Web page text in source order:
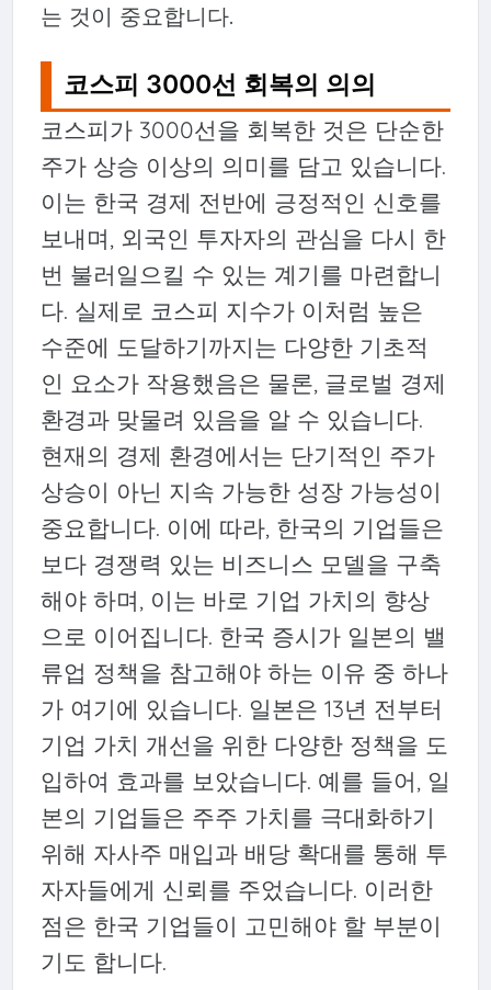
는 것이 중요합니다.
코스피 3000선 회복의 의의
코스피가 3000선을 회복한 것은 단순한
주가 상승 이상의 의미를 담고 있습니다.
이는 한국 경제 전반에 긍정적인 신호를
보내며, 외국인 투자자의 관심을 다시 한
번 불러일으킬 수 있는 계기를 마련합니
다. 실제로 코스피 지수가 이처럼 높은
수준에 도달하기까지는 다양한 기초적
인 요소가 작용했음은 물론, 글로벌 경제
환경과 맞물려 있음을 알 수 있습니다.
현재의 경제 환경에서는 단기적인 주가
상승이 아닌 지속 가능한 성장 가능성이
중요합니다. 이에 따라, 한국의 기업들은
보다 경쟁력 있는 비즈니스 모델을 구축
해야 하며, 이는 바로 기업 가치의 향상
으로 이어집니다. 한국 증시가 일본의 밸
류업 정책을 참고해야 하는 이유 중 하나
가 여기에 있습니다. 일본은 13년 전부터
기업 가치 개선을 위한 다양한 정책을 도
입하여 효과를 보았습니다. 예를 들어, 일
본의 기업들은 주주 가치를 극대화하기
위해 자사주 매입과 배당 확대를 통해 투
자자들에게 신뢰를 주었습니다. 이러한
점은 한국 기업들이 고민해야 할 부분이
기도 합니다.